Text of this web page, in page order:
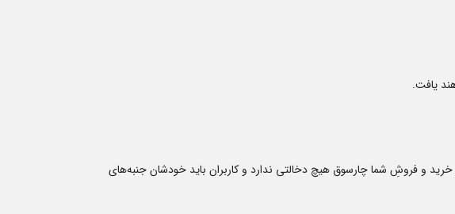
یافت.
و فروشِ شما چارسوق هیچ دخالتی ندارد و کاربران باید خودشان جنبه‌های